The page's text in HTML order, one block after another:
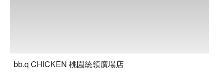
bb.q CHICKEN 桃園統領廣場店